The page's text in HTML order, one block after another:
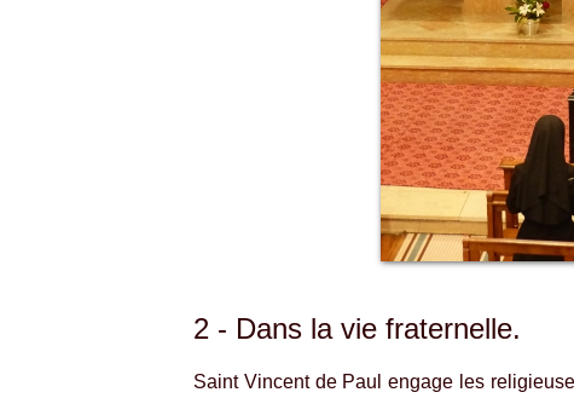
2 - Dans la vie fraternelle.
Saint Vincent de Paul engage les